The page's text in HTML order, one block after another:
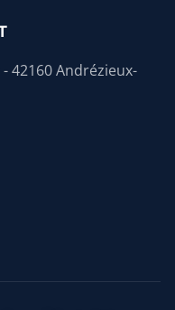
42160 Andrézieux-